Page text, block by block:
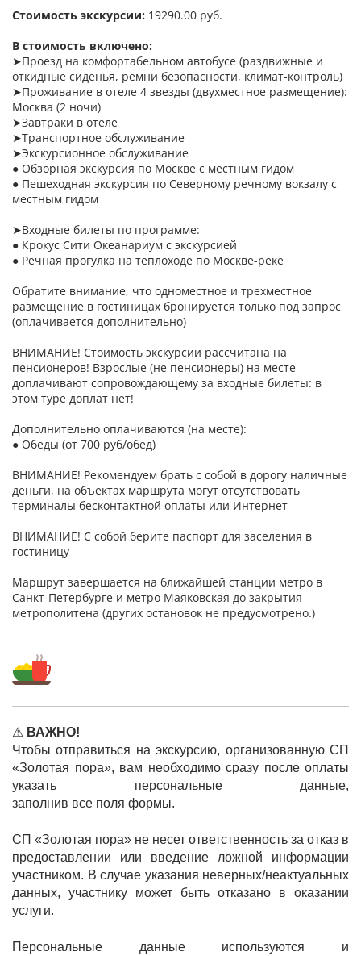
Стоимость экскурсии: 19290.00 руб.
В стоимость включено:
➤Проезд на комфортабельном автобусе (раздвижные и
откидные сиденья, ремни безопасности, климат-контроль)
➤Проживание в отеле 4 звезды (двухместное размещение):
Москва (2 ночи)
➤Завтраки в отеле
➤Транспортное обслуживание
➤Экскурсионное обслуживание
● Обзорная экскурсия по Москве с местным гидом
● Пешеходная экскурсия по Северному речному вокзалу с
местным гидом
➤Входные билеты по программе:
● Крокус Сити Океанариум с экскурсией
● Речная прогулка на теплоходе по Москве-реке
Обратите внимание, что одноместное и трехместное
размещение в гостиницах бронируется только под запрос
(оплачивается дополнительно)
ВНИМАНИЕ! Стоимость экскурсии рассчитана на
пенсионеров! Взрослые (не пенсионеры) на месте
доплачивают сопровождающему за входные билеты: в
этом туре доплат нет!
Дополнительно оплачиваются (на месте):
● Обеды (от 700 руб/обед)
ВНИМАНИЕ! Рекомендуем брать с собой в дорогу наличные
деньги, на объектах маршрута могут отсутствовать
терминалы бесконтактной оплаты или Интернет
ВНИМАНИЕ! С собой берите паспорт для заселения в
гостиницу
Маршрут завершается на ближайшей станции метро в
Санкт-Петербурге и метро Маяковская до закрытия
метрополитена (других остановок не предусмотрено.)
⚠ ВАЖНО!
Чтобы отправиться на экскурсию, организованную СП
«Золотая пора», вам необходимо сразу после оплаты
указать персональные данные,
заполнив все поля формы.
СП «Золотая пора» не несет ответственность за отказ в
предоставлении или введение ложной информации
участником. В случае указания неверных/неактуальных
данных, участнику может быть отказано в оказании
услуги.
Персональные данные используются и